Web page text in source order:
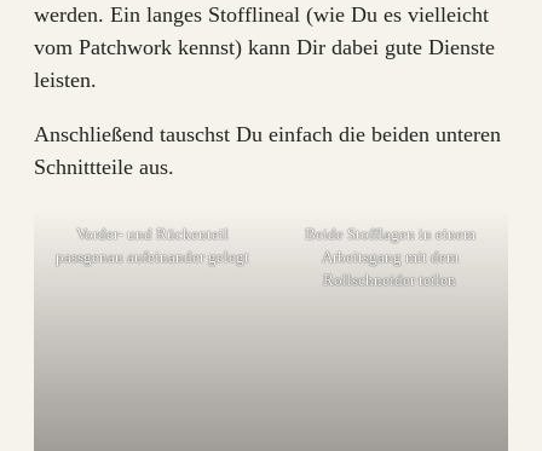
werden. Ein langes Stofflineal (wie Du es vielleicht
vom Patchwork kennst) kann Dir dabei gute Dienste
leisten.
Anschließend tauschst Du einfach die beiden unteren
Schnittteile aus.
Vorder- und Rückenteil
passgenau aufeinander gelegt
Beide Stofflagen in einem
Arbeitsgang mit dem
Rollschneider teilen